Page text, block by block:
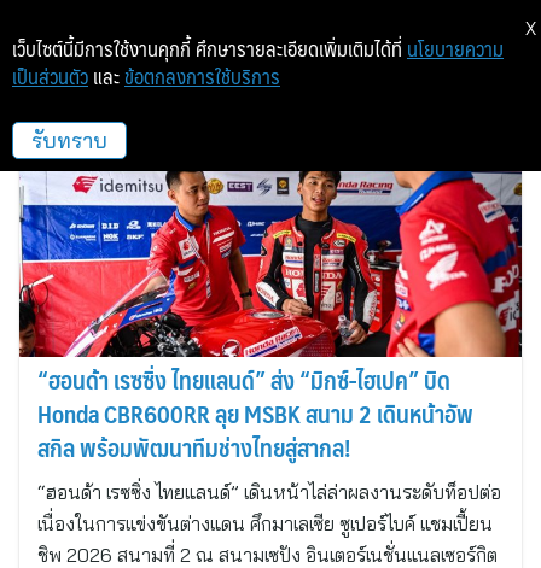
K plus work
“ฮอนด้า เรซซิ่ง ไทยแลนด์” ส่ง “มิกซ์-ไฮเปค” บิด
Honda CBR600RR ลุย MSBK สนาม 2 เดินหน้าอัพ
สกิล พร้อมพัฒนาทีมช่างไทยสู่สากล!
“ฮอนด้า เรซซิ่ง ไทยแลนด์” เดินหน้าไล่ล่าผลงานระดับท็อปต่อ
เนื่องในการแข่งขันต่างแดน ศึกมาเลเซีย ซูเปอร์ไบค์ แชมเปี้ยน
ชิพ 2026 สนามที่ 2 ณ สนามเซปัง อินเตอร์เนชั่นแนลเซอร์กิต
เว็บไซต์นี้มีการใช้งานคุกกี้ ศึกษารายละเอียดเพิ่มเติมได้ที่ นโยบายความ
เป็นส่วนตัว และ ข้อตกลงการใช้บริการ
รับทราบ
X